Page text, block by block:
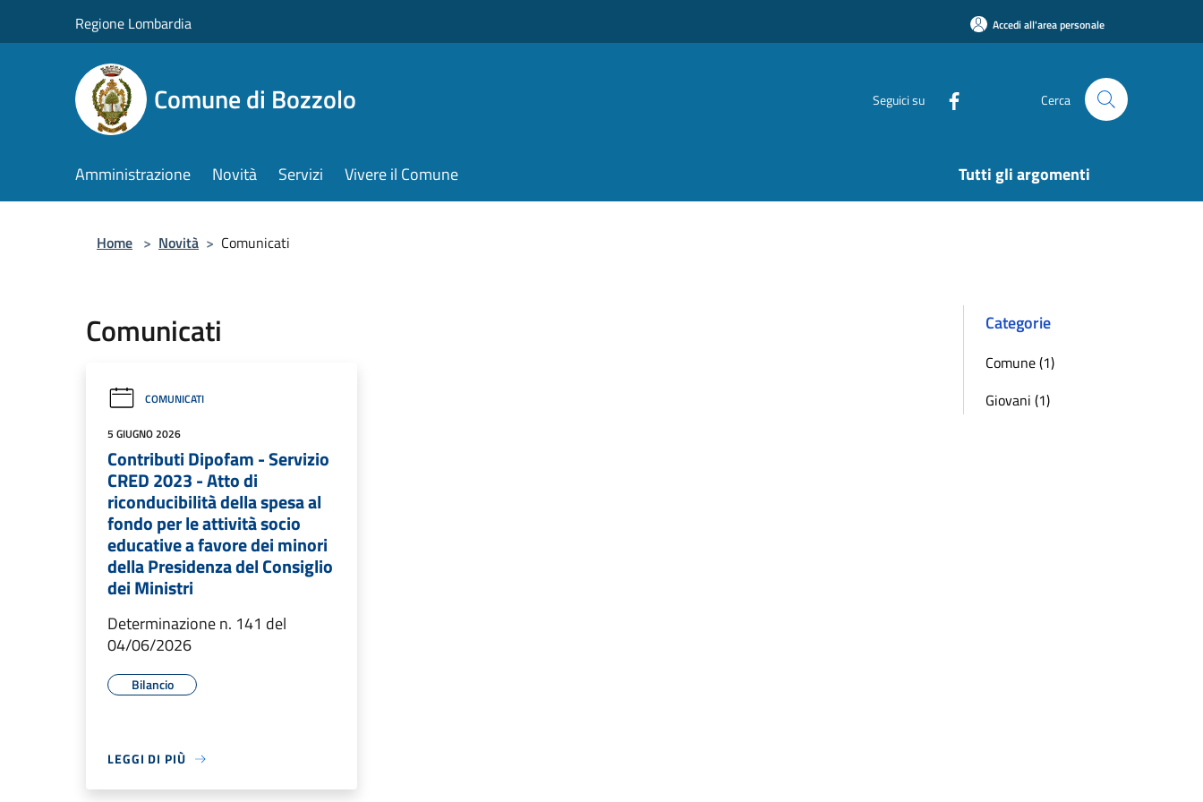
Regione Lombardia Accedi all'area personale
Comune di Bozzolo Seguici su Cerca
Amministrazione Novità Servizi Vivere il Comune Tutti gli argomenti
Home > Novità > Comunicati
Comunicati
COMUNICATI
5 GIUGNO 2026
Contributi Dipofam - Servizio
CRED 2023 - Atto di
riconducibilità della spesa al
fondo per le attività socio
educative a favore dei minori
della Presidenza del Consiglio
dei Ministri
Determinazione n. 141 del
04/06/2026
Bilancio
LEGGI DI PIÙ
Categorie
Comune (1)
Giovani (1)